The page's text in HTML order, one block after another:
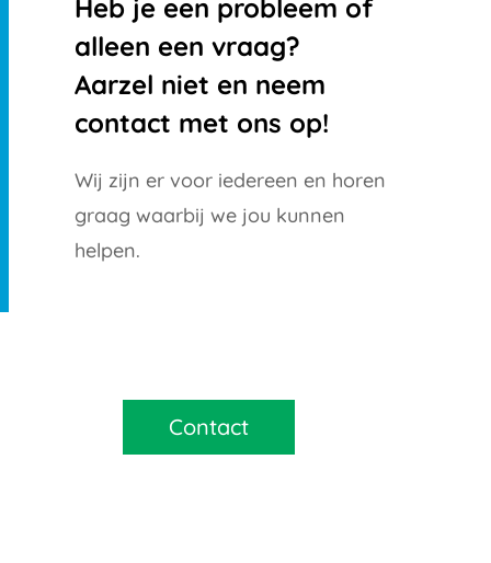
Heb je een probleem of
alleen een vraag?
Aarzel niet en neem
contact met ons op!
Wij zijn er voor iedereen en horen
graag waarbij we jou kunnen
helpen.
Contact